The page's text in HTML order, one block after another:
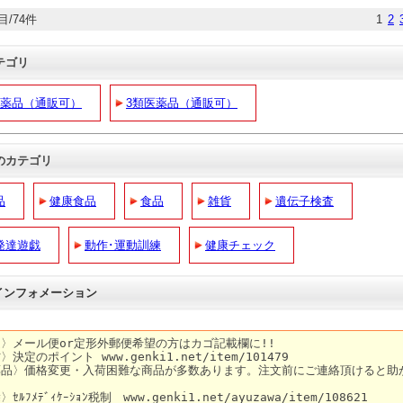
1 2
/74件
ゴリ
品（通販可） 3類医薬品（通販可）
カテゴリ
健康食品 食品 雑貨 遺伝子検査
達遊戯 動作･運動訓練 健康チェック
フォメーション